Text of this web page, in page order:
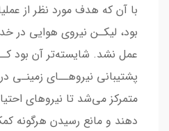
ﺑﺎ آن ﮐﻪ ﻫﺪف ﻣﻮرد ﻧﻈﺮ از
ﺑﻮد، ﻟﯿﮑـﻦ ﻧﯿﺮوی ﻫﻮاﯾﯽ در
ﻋﻤﻞ ﻧﺸﺪ. ﺷﺎﯾﺴﺘﻪﺗﺮ آن ﺑﻮد
ﭘﺸﺘﯿﺒﺎﻧﯽ ﻧﯿﺮوﻫــﺎی زﻣﯿﻨـﯽ
ﻣﺘﻤﺮﮐﺰ ﻣﯽﺷﺪ ﺗﺎ ﻧﯿﺮوﻫﺎی
دﻫﻨﺪ و ﻣﺎﻧﻊ رﺳﯿﺪن ﻫﺮﮔﻮﻧﻪ